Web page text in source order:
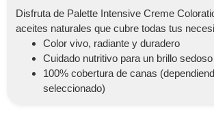
Disfruta de Palette Intensive Creme
aceites naturales que cubre todas tus
Color vivo, radiante y duradero
Cuidado nutritivo para un brillo sedoso
100% cobertura de canas
seleccionado)